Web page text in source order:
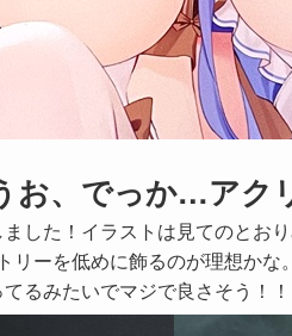
お、でっか…アク
した！イラストは見てのとお
リーを低めに飾るのが理想か
るみたいでマジで良さそう！！